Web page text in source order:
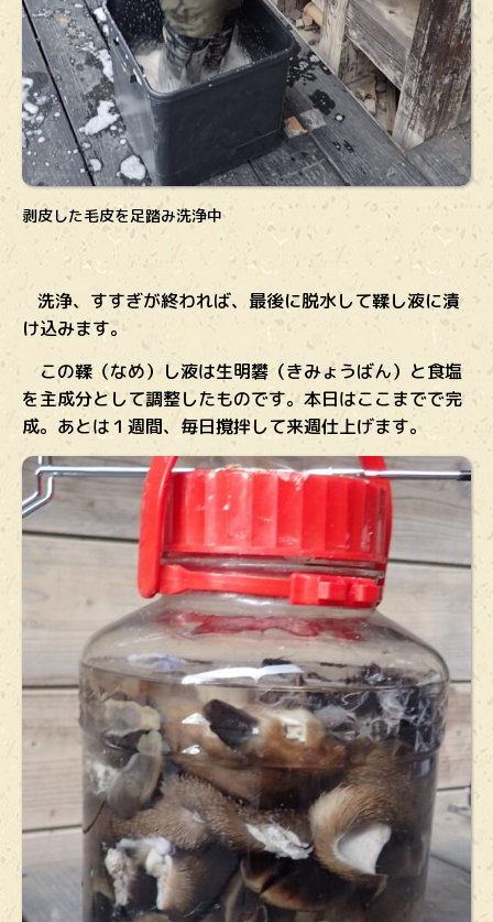
剥皮した毛皮を足踏み洗浄中
洗浄、すすぎが終われば、最後に脱水して鞣し液に漬
け込みます。
この鞣（なめ）し液は生明礬（きみょうばん）と食塩
を主成分として調整したものです。本日はここまでで完
成。あとは１週間、毎日撹拌して来週仕上げます。